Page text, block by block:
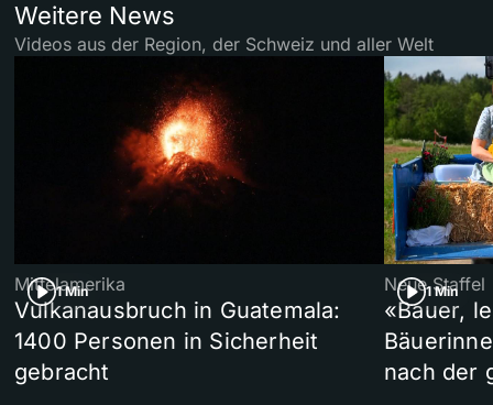
Weitere News
Videos aus der Region, der Schweiz und aller Welt
1 Min
Mittelamerika
Vulkanausbruch in Guatemala:
1400 Personen in Sicherheit
gebracht
1 Min
Neue Staffel
«Bauer,
nach der